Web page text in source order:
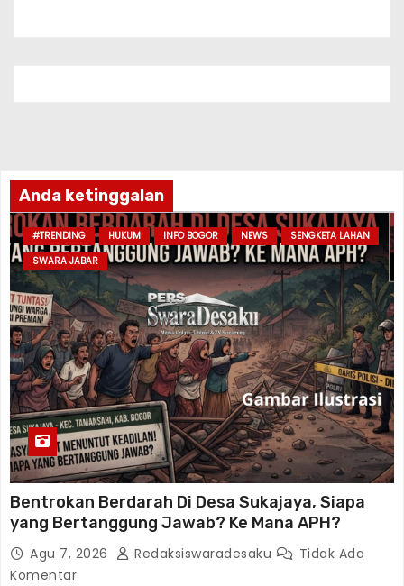
Anda ketinggalan
#TRENDING HUKUM INFO BOGOR NEWS
SENGKETA LAHAN
SWARA JABAR
Bentrokan Berdarah Di Desa Sukajaya, Siapa
yang Bertanggung Jawab? Ke Mana APH?
Agu 7, 2026 Redaksiswaradesaku
Tidak Ada
Komentar